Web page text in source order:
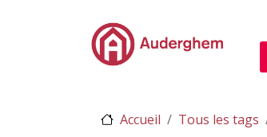
Passer au contenu principal
Accueil Tous les tags